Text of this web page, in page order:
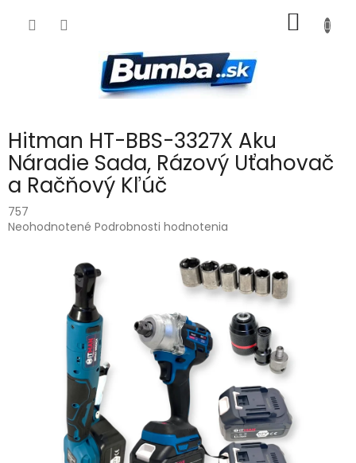
KOŠÍK
Hitman HT-BBS-3327X Aku
Náradie Sada, Rázový Uťahovač
a Račňový Kľúč
757
Priemerné
Neohodnotené Podrobnosti hodnotenia